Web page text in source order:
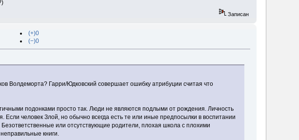
Записан
(+)0
(−)0
Волдеморта? Гарри/Юдковский совершает ошибку атрибуции считая что
подонками просто так. Люди не являются подлыми от рождения. Личность
человек Злой, но обычно всегда есть те или иные предпосылки в воспитании
или отсутствующие родители, плохая школа с плохими
книги.